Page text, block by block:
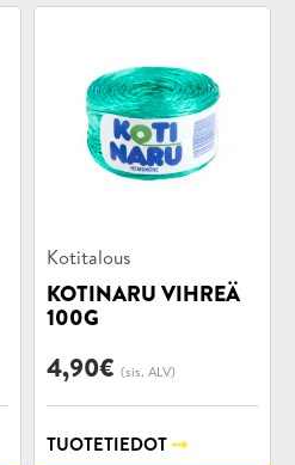
Tuotekategoriat:
Kotitalous
KOTINARU VIHREÄ
100G
4,90€ (sis. ALV)
TUOTETIEDOT